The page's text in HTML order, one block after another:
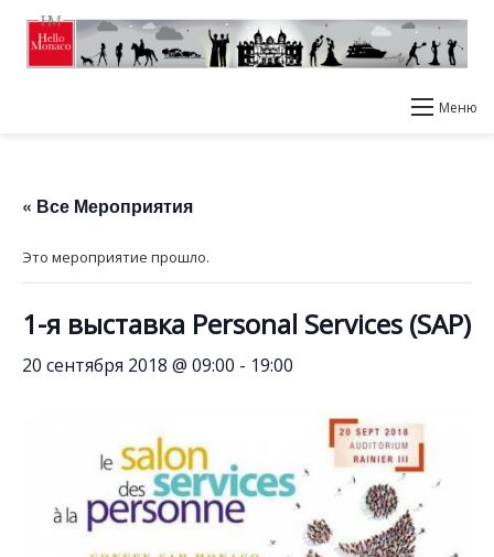
Меню
« Все Мероприятия
Это мероприятие прошло.
1-я выставка Personal Services (SAP)
20 сентября 2018 @ 09:00 - 19:00